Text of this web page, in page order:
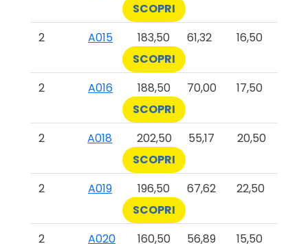
SCOPRI
2
A015 183,50 61,32
16,50
SCOPRI
2
A016 188,50 70,00
17,50
SCOPRI
2
A018 202,50 55,17
20,50
SCOPRI
2
A019 196,50 67,62
22,50
SCOPRI
2
A020 160,50 56,89 15,50